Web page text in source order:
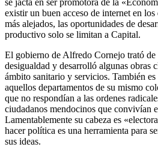
existir un buen acceso de internet en
más alejados, las oportunidades de
productivo solo se limitan a Capital.
El gobierno de Alfredo Cornejo trató de
desigualdad y desarrolló algunas obras
ámbito sanitario y servicios. También
aquellos departamentos de su mismo
que no respondían a las ordenes
ciudadanos mendocinos que convivían
Lamentablemente su cabeza es
hacer política es una herramienta para
sus ideas.